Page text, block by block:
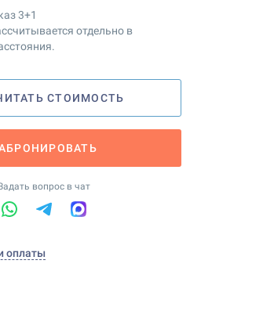
3+1
отдельно в
СТОИМОСТЬ
вопрос в чат
оплаты